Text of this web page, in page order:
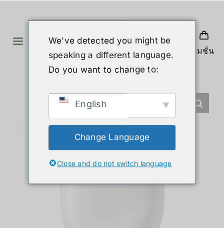
เนื้อหาToggle
Navigation
หน้าแรก
หุ่นยนต์รูปร่างมนุษย์
ข่าวสาร
โปรโมชั่น
We've detected you might be
speaking a different language.
Do you want to change to:
English
Change Language
Close and do not switch language